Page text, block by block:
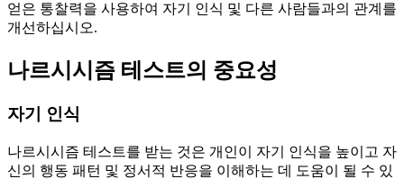
얻은 통찰력을 사용하여 자기 인식 및 다른 사람들과의 관계를
개선하십시오.
나르시시즘 테스트의 중요성
자기 인식
나르시시즘 테스트를 받는 것은 개인이 자기 인식을 높이고 자
신의 행동 패턴 및 정서적 반응을 이해하는 데 도움이 될 수 있